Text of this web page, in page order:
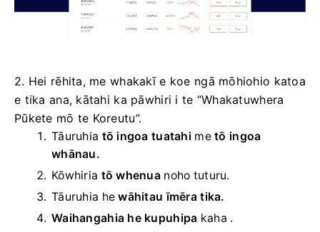
2. Hei rēhita, me whakakī e koe ngā mōhiohio katoa
e tika ana, kātahi ka pāwhiri i te “Whakatuwhera
Pūkete mō te Koreutu”.
Tāuruhia tō ingoa tuatahi metō ingoa
whānau.
Kōwhiria tō whenua noho tuturu.
Tāuruhia hewāhitau īmēra tika.
Waihangahia he kupuhipa kaha .